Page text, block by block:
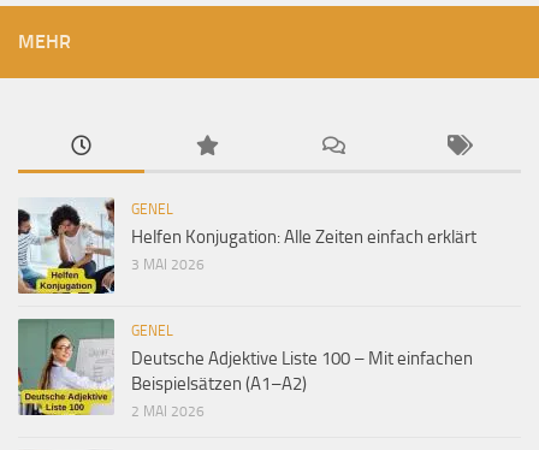
MEHR
GENEL
Helfen Konjugation: Alle Zeiten einfach erklärt
3 MAI 2026
GENEL
Deutsche Adjektive Liste 100 – Mit einfachen
Beispielsätzen (A1–A2)
2 MAI 2026